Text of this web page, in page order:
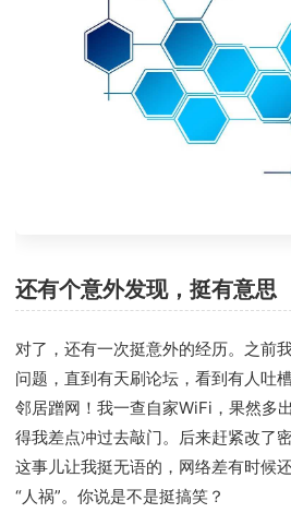
还有个意外发现，挺有意思
对了，还有一次挺意外的经历。之前
问题，直到有天刷论坛，看到有人吐
邻居蹭网！我一查自家WiFi，果然多
得我差点冲过去敲门。后来赶紧改了
这事儿让我挺无语的，网络差有时候
“人祸”。你说是不是挺搞笑？